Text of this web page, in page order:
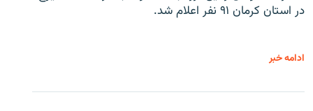
در استان کرمان ۹۱ نفر اعلام شد.
ادامه خبر